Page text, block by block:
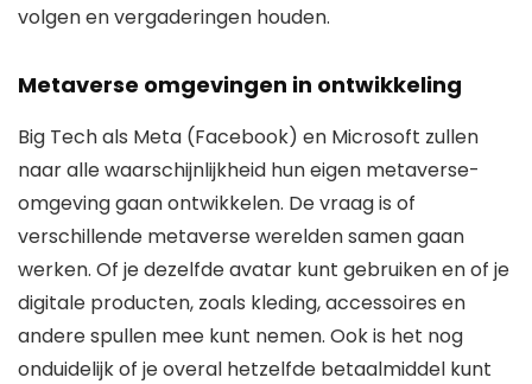
volgen en vergaderingen houden.
Metaverse omgevingen in ontwikkeling
Big Tech als Meta (Facebook) en Microsoft zullen
naar alle waarschijnlijkheid hun eigen metaverse-
omgeving gaan ontwikkelen. De vraag is of
verschillende metaverse werelden samen gaan
werken. Of je dezelfde avatar kunt gebruiken en of je
digitale producten, zoals kleding, accessoires en
andere spullen mee kunt nemen. Ook is het nog
onduidelijk of je overal hetzelfde betaalmiddel kunt